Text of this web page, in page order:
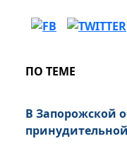
ПО ТЕМЕ
В Запорожской